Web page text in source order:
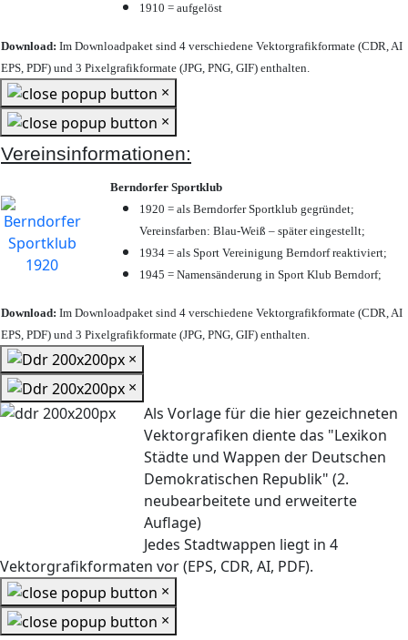
1910 = aufgelöst
Download: Im Downloadpaket sind 4 verschiedene Vektorgrafikformate (CDR, AI
EPS, PDF) und 3 Pixelgrafikformate (JPG, PNG, GIF) enthalten.
×
×
Vereinsinformationen:
Berndorfer Sportklub
1920 = als Berndorfer Sportklub gegründet;
Vereinsfarben: Blau-Weiß – später eingestellt;
1934 = als Sport Vereinigung Berndorf reaktiviert;
1945 = Namensänderung in Sport Klub Berndorf;
Download: Im Downloadpaket sind 4 verschiedene Vektorgrafikformate (CDR, AI
EPS, PDF) und 3 Pixelgrafikformate (JPG, PNG, GIF) enthalten.
×
×
Als Vorlage für die hier gezeichneten
Vektorgrafiken diente das "Lexikon
Städte und Wappen der Deutschen
Demokratischen Republik" (2.
neubearbeitete und erweiterte
Auflage)
Jedes Stadtwappen liegt in 4
Vektorgrafikformaten vor (EPS, CDR, AI, PDF).
×
×